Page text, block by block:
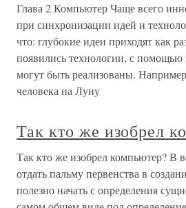
Глава 2 Компьютер Чаще всего
при синхронизации идей и
что: глубокие идеи приходят как
появились технологии, с помощью
могут быть реализованы.
человека на Луну
Так кто же изобрел
Так кто же изобрел компьютер? В
отдать пальму первенства в
полезно начать с определения